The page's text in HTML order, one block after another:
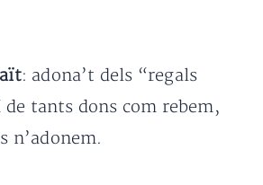
: adona’t dels “regals
tants dons com rebem,
n’adonem.